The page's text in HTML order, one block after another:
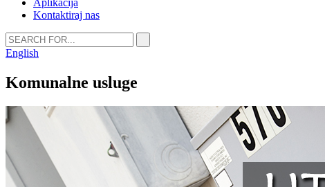
Aplikacija
Kontaktiraj nas
English
Komunalne usluge